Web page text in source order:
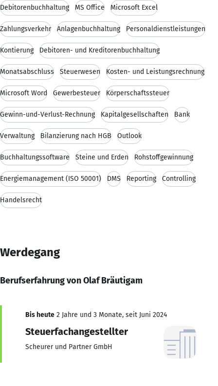
Debitorenbuchhaltung MS Office Microsoft Excel
Zahlungsverkehr Anlagenbuchhaltung Personaldienstleistungen
Kontierung Debitoren- und Kreditorenbuchhaltung
Monatsabschluss Steuerwesen Kosten- und Leistungsrechnung
Microsoft Word Gewerbesteuer Körperschaftssteuer
Gewinn-und-Verlust-Rechnung Kapitalgesellschaften Bank
Verwaltung Bilanzierung nach HGB Outlook
Buchhaltungssoftware Steine und Erden Rohstoffgewinnung
Energiemanagement (ISO 50001) DMS Reporting Controlling
Handelsrecht
Werdegang
Berufserfahrung von Olaf Bräutigam
Bis heute 2 Jahre und 3 Monate, seit Juni 2024
Steuerfachangestellter
Scheurer und Partner GmbH